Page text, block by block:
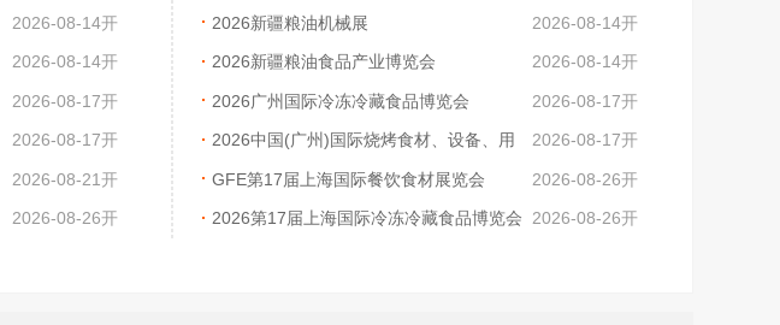
2026-08-14开 2026-08-14开
2026新疆粮油机械展
2026-08-14开 2026-08-14开
2026新疆粮油食品产业博览会
2026-08-17开 2026-08-17开
2026广州国际冷冻冷藏食品博览会
2026-08-17开 2026-08-17开
2026中国(广州)国际烧烤食材、设备、用
品展览会
2026-08-21开 2026-08-26开
GFE第17届上海国际餐饮食材展览会
2026-08-26开 2026-08-26开
2026第17届上海国际冷冻冷藏食品博览会